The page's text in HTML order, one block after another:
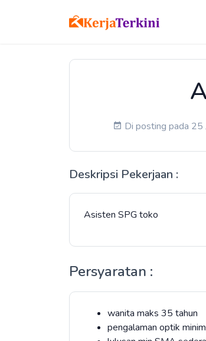
Di posting pada 25
Deskripsi Pekerjaan :
Asisten SPG toko
Persyaratan :
wanita maks 35 tahun
pengalaman optik